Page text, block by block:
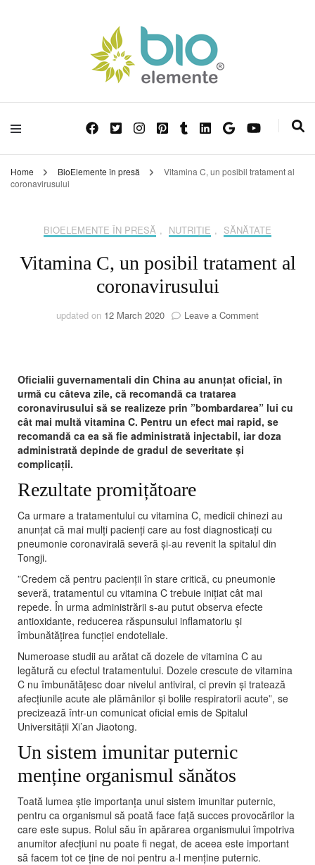
Blog Bioelemente
Home BioElemente în presă
Vitamina C, un posibil tratament al
coronavirusului
BIOELEMENTE ÎN PRESĂ , NUTRIȚIE , SĂNĂTATE
Vitamina C, un posibil tratament al
coronavirusului
updated on 12 March 2020 Leave a Commenton
tratament
Oficialii guvernamentali din China au anunțat oficial, în
urmă cu câteva zile, că recomandă ca tratarea
coronavirusului să se realizeze prin ”bombardarea” lui cu
cât mai multă vitamina C. Pentru un efect mai rapid, se
recomandă ca ea să fie administrată injectabil, iar doza
administrată depinde de gradul de severitate și
complicații.
Rezultate promițătoare
Ca urmare a tratamentului cu vitamina C, medicii chinezi au
anunțat că mai mulți pacienți care au fost diagnosticați cu
pneumonie coronavirală severă şi-au revenit la spitalul din
Tongji.
”Credem că pentru pacienţii în stare critică, cu pneumonie
severă, tratamentul cu vitamina C trebuie iniţiat cât mai
repede. În urma administrării s-au putut observa efecte
antioxidante, reducerea răspunsului inflamatoriu şi
îmbunătăţirea funcţiei endoteliale.
Numeroase studii au arătat că dozele de vitamina C au
legătură cu efectul tratamentului. Dozele crescute de vitamina
C nu îmbunătăţesc doar nivelul antiviral, ci previn şi tratează
afecţiunile acute ale plămânilor şi bolile respiratorii acute”, se
precizează într-un comunicat oficial emis de Spitalul
Universităţii Xi’an Jiaotong.
Un sistem imunitar puternic
menține organismul sănătos
Toată lumea știe importanța unui sistem imunitar puternic,
pentru ca organismul să poată face față succes provocărilor la
care este supus. Rolul său în apărarea organismului împotriva
anumitor afecțiuni nu poate fi negat, de aceea este important
să facem tot ce ține de noi pentru a-l menține puternic.